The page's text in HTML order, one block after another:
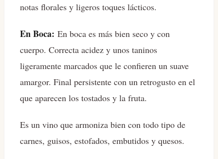
notas florales y ligeros toques lácticos.
En Boca: En boca es más bien seco y con
cuerpo. Correcta acidez y unos taninos
ligeramente marcados que le confieren un suave
amargor. Final persistente con un retrogusto en el
que aparecen los tostados y la fruta.
Es un vino que armoniza bien con todo tipo de
carnes, guisos, estofados, embutidos y quesos.